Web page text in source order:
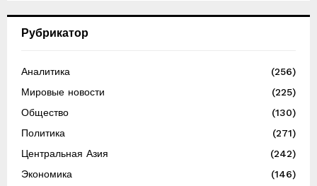
Рубрикатор
Аналитика
(256)
Мировые новости
(225)
Общество
(130)
Политика
(271)
Центральная Азия
(242)
Экономика
(146)